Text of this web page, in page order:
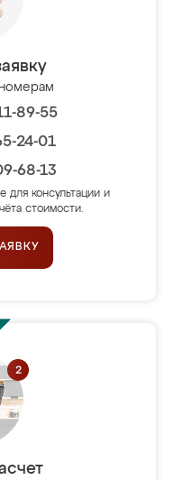
89-55
24-01
68-13
для консультации и
стоимости.